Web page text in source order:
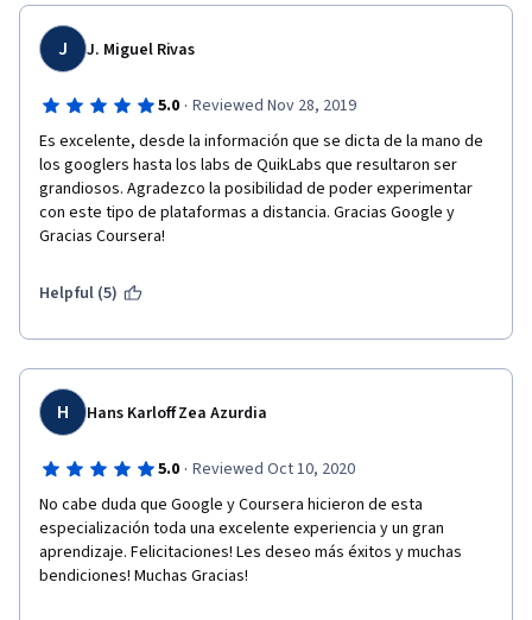
J J. Miguel Rivas
5.0 · Reviewed Nov 28, 2019
Es excelente, desde la información que se dicta de la mano de
los googlers hasta los labs de QuikLabs que resultaron ser
grandiosos. Agradezco la posibilidad de poder experimentar
con este tipo de plataformas a distancia. Gracias Google y
Gracias Coursera!
Helpful (5)
H Hans Karloff Zea Azurdia
5.0 · Reviewed Oct 10, 2020
No cabe duda que Google y Coursera hicieron de esta
especialización toda una excelente experiencia y un gran
aprendizaje. Felicitaciones! Les deseo más éxitos y muchas
bendiciones! Muchas Gracias!